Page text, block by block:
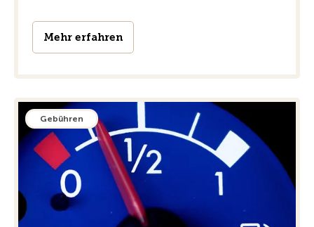
Mehr erfahren
Gebühren